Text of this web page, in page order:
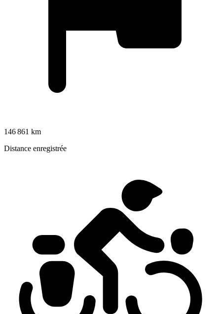
146 861 km
Distance enregistrée